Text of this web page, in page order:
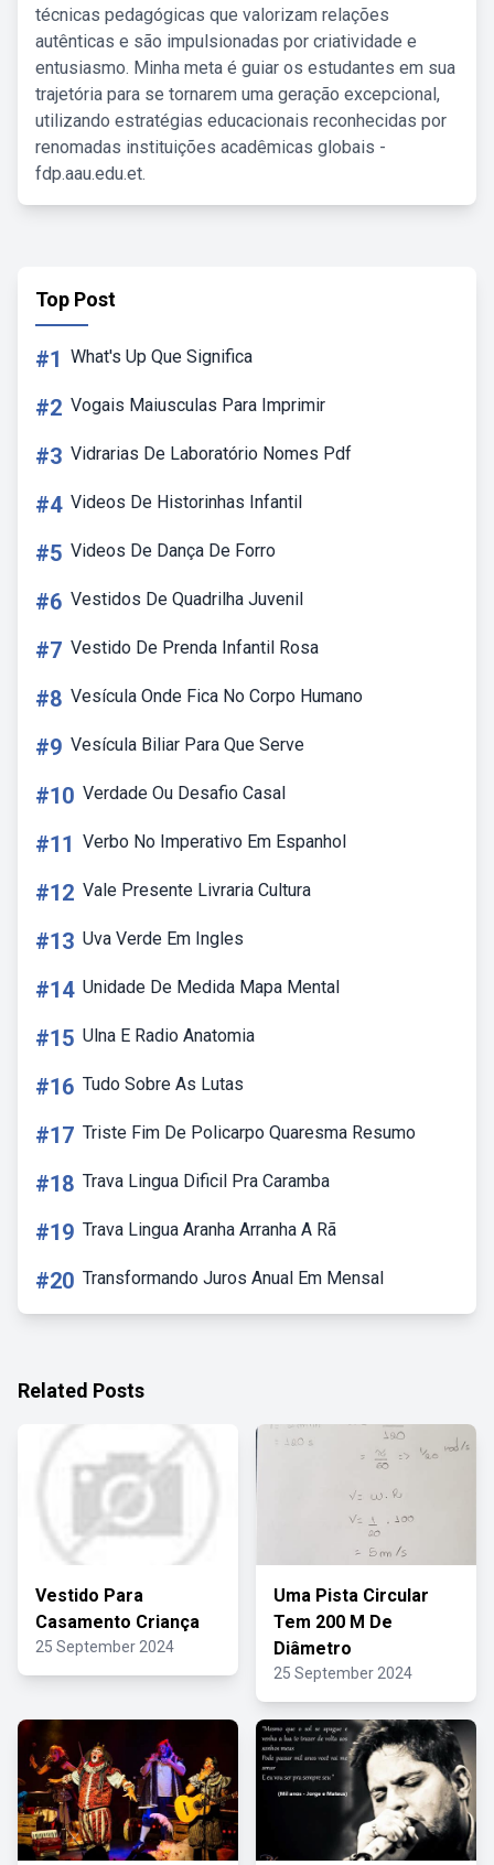
técnicas pedagógicas que valorizam relações
autênticas e são impulsionadas por criatividade e
entusiasmo. Minha meta é guiar os estudantes em sua
trajetória para se tornarem uma geração excepcional,
utilizando estratégias educacionais reconhecidas por
renomadas instituições acadêmicas globais -
fdp.aau.edu.et.
Top Post
#1 What's Up Que Significa
#2 Vogais Maiusculas Para Imprimir
#3 Vidrarias De Laboratório Nomes Pdf
#4 Videos De Historinhas Infantil
#5 Videos De Dança De Forro
#6 Vestidos De Quadrilha Juvenil
#7 Vestido De Prenda Infantil Rosa
#8 Vesícula Onde Fica No Corpo Humano
#9 Vesícula Biliar Para Que Serve
#10 Verdade Ou Desafio Casal
#11 Verbo No Imperativo Em Espanhol
#12 Vale Presente Livraria Cultura
#13 Uva Verde Em Ingles
#14 Unidade De Medida Mapa Mental
#15 Ulna E Radio Anatomia
#16 Tudo Sobre As Lutas
#17 Triste Fim De Policarpo Quaresma Resumo
#18 Trava Lingua Dificil Pra Caramba
#19 Trava Lingua Aranha Arranha A Rã
#20 Transformando Juros Anual Em Mensal
Related Posts
Vestido Para
Casamento Criança
25 September 2024
Uma Pista Circular
Tem 200 M De
Diâmetro
25 September 2024